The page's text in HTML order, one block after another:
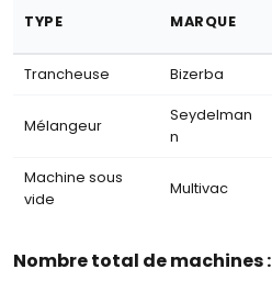
TYPE MARQUE
Trancheuse Bizerba
Mélangeur
Seydelman
n
Machine sous
vide
Multivac
Nombre total de machines :